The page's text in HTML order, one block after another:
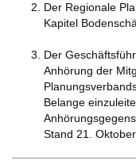
Der Regionale
Kapitel
Der
Anhörung der
Belange
Stand 21.